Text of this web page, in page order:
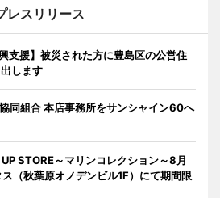
レスリリース
支援】被災された方に豊島区の公営住
します
同組合 本店事務所をサンシャイン60へ
UP STORE～マリンコレクション～8月
（秋葉原オノデンビル1F）にて期間限